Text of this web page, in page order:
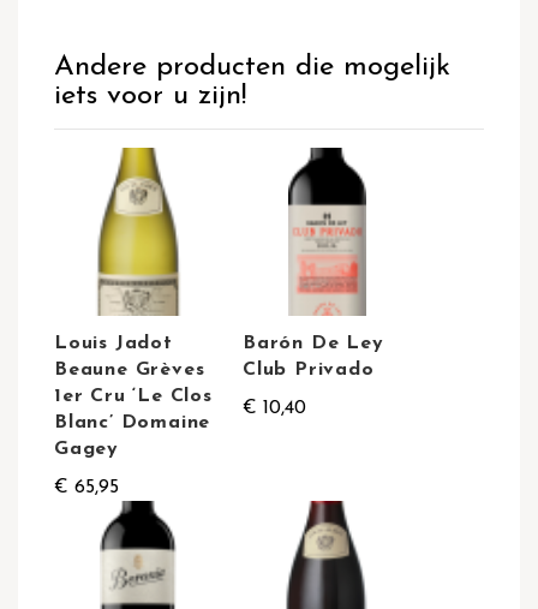
Andere producten die mogelijk
iets voor u zijn!
Louis Jadot
Beaune Grèves
1er Cru ‘Le Clos
Blanc’ Domaine
Gagey
€ 65,95
Barón De Ley
Club Privado
€ 10,40